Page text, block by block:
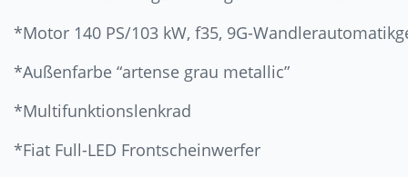
*Motor 140 PS/103 kW, f35, 9G-
*Außenfarbe “artense grau metallic”
*Multifunktionslenkrad
*Fiat Full-LED Frontscheinwerfer